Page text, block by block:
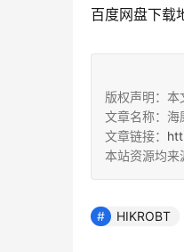
百度网盘下载
版权声明：
文章名称：
文章链接：
本站资源均来
HIKROBT